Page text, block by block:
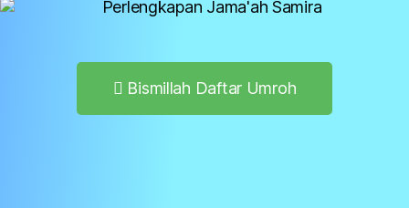
Bismillah Daftar Umroh